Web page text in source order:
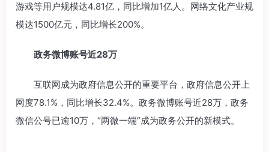
游戏等用户规模达4.81亿，同比增加1亿人。网络文化产业规
模达1500亿元，同比增长200%。
政务微博账号近28万
互联网成为政府信息公开的重要平台，政府信息公开上
网度78.1%，同比增长32.4%。政务微博账号近28万，政务
微信公号已逾10万，“两微一端”成为政务公开的新模式。